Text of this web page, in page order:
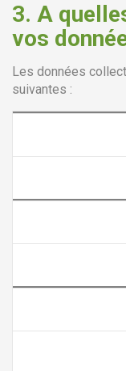
3. A
vos
Les données
suivantes :